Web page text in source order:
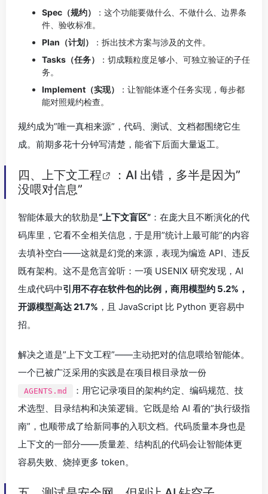
Spec（规约）
：这个功能要做什么、不做什么、边界条
件、验收标准。
Plan（计划）
：拆出技术方案与涉及的文件。
Tasks（任务）
：切成颗粒度足够小、可独立验证的子任
务。
Implement（实现）
：让智能体逐个任务实现，每步都
能对照规约检查。
规约成为”唯一真相来源”，代码、测试、文档都围绕它生
成。前期多花十分钟写清楚，能省下后面大量返工。
四、 上下文工程
：AI 出错，多半是因为”
没喂对信息”
智能体最大的软肋是“上下文盲区” ：在庞大且不断演化的代
码库里，它看不全相关信息，于是用”统计上最可能”的内容
去填补空白——这就是幻觉的来源，表现为编造 API、违反
既有架构。这不是危言耸听：一项 USENIX 研究发现，AI
生成代码中引用不存在软件包的比例，商用模型约 5.2%，
开源模型高达 21.7% ，且 JavaScript 比 Python 更容易中
招。
解决之道是”上下文工程”——主动把对的信息喂给智能体。
一个已被广泛采用的实践是在项目根目录放一份
AGENTS.md
：用它记录项目的架构约定、编码规范、技
术选型、目录结构和决策逻辑。它既是给 AI 看的”执行级指
南”，也顺带成了给新同事的入职文档。代码质量本身也是
上下文的一部分——质量差、结构乱的代码会让智能体更
容易失败、烧掉更多 token。